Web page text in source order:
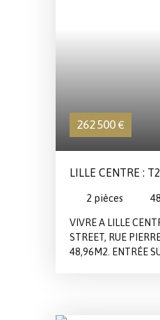
262 500 €
LILLE CENTRE :
2 pièces
VIVRE A LILLE
STREET, RUE
48,96M2. ENTRÉE